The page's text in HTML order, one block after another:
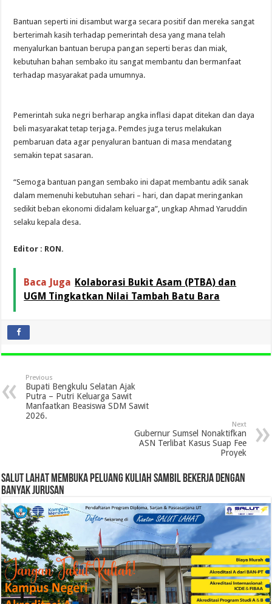
Bantuan seperti ini disambut warga secara positif dan mereka sangat
berterimah kasih terhadap pemerintah desa yang mana telah
menyalurkan bantuan berupa pangan seperti beras dan miak,
kebutuhan bahan sembako itu sangat membantu dan bermanfaat
terhadap masyarakat pada umumnya.
Pemerintah suka negri berharap angka inflasi dapat ditekan dan daya
beli masyarakat tetap terjaga. Pemdes juga terus melakukan
pembaruan data agar penyaluran bantuan di masa mendatang
semakin tepat sasaran.
“Semoga bantuan pangan sembako ini dapat membantu adik sanak
dalam memenuhi kebutuhan sehari – hari, dan dapat meringankan
sedikit beban ekonomi didalam keluarga”, ungkap Ahmad Yaruddin
selaku kepala desa.
Editor : RON.
Baca Juga Kolaborasi Bukit Asam (PTBA) dan
UGM Tingkatkan Nilai Tambah Batu Bara
Previous
Bupati Bengkulu Selatan Ajak
Putra – Putri Keluarga Sawit
Manfaatkan Beasiswa SDM Sawit
2026.
Next
Gubernur Sumsel Nonaktifkan
ASN Terlibat Kasus Suap Fee
Proyek
SALUT LAHAT MEMBUKA PELUANG KULIAH SAMBIL BEKERJA DENGAN
BANYAK JURUSAN